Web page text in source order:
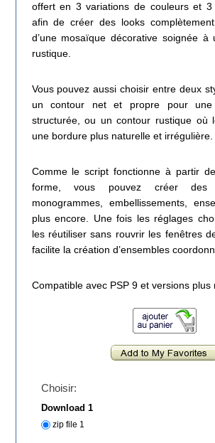
offert en 3 variations de couleurs et
afin de créer des looks
d’une mosaïque décorative soignée
rustique.
Vous pouvez aussi choisir entre deux
un contour net et propre pour une
structurée, ou un contour rustique où
une bordure plus naturelle et irrégulière.
Comme le script fonctionne à partir
forme, vous pouvez créer des
monogrammes, embellissements,
plus encore. Une fois les réglages
les réutiliser sans rouvrir les fenêtres
facilite la création d’ensembles
Compatible avec PSP 9 et versions plus
Choisir:
Download 1
zip file 1